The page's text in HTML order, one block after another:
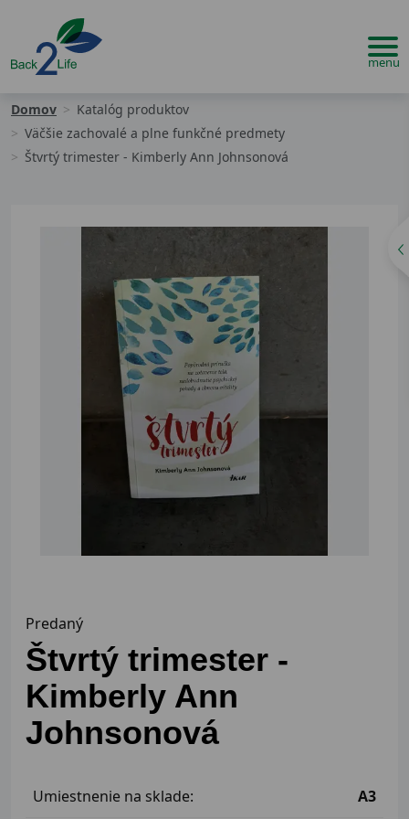
Domov
Katalóg produktov
Väčšie zachovalé a plne funkčné predmety
Štvrtý trimester - Kimberly Ann Johnsonová
Predaný
Štvrtý trimester -
Kimberly Ann
Johnsonová
Umiestnenie na sklade: A3